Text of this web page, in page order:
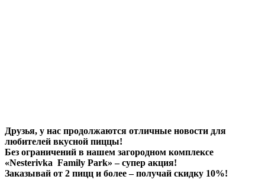
Друзья, у нас продолжаются отличные новости для
любителей вкусной пиццы!
Без ограничений в нашем загородном комплексе
«Nesterivka Family Park» – супер акция!
Заказывай от 2 пицц и более – получай скидку 10%!